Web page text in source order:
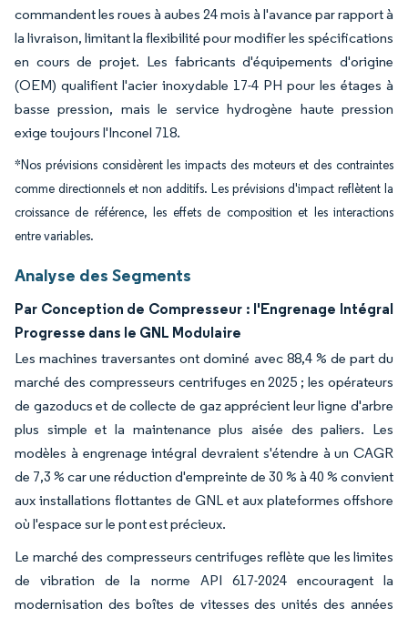
commandent les roues à aubes 24 mois à l'avance par rapport à
la livraison, limitant la flexibilité pour modifier les spécifications
en cours de projet. Les fabricants d'équipements d'origine
(OEM) qualifient l'acier inoxydable 17-4 PH pour les étages à
basse pression, mais le service hydrogène haute pression
exige toujours l'Inconel 718.
*Nos prévisions considèrent les impacts des moteurs et des contraintes
comme directionnels et non additifs. Les prévisions d'impact reflètent la
croissance de référence, les effets de composition et les interactions
entre variables.
Analyse des Segments
Par Conception de Compresseur : l'Engrenage Intégral
Progresse dans le GNL Modulaire
Les machines traversantes ont dominé avec 88,4 % de part du
marché des compresseurs centrifuges en 2025 ; les opérateurs
de gazoducs et de collecte de gaz apprécient leur ligne d'arbre
plus simple et la maintenance plus aisée des paliers. Les
modèles à engrenage intégral devraient s'étendre à un CAGR
de 7,3 % car une réduction d'empreinte de 30 % à 40 % convient
aux installations flottantes de GNL et aux plateformes offshore
où l'espace sur le pont est précieux.
Le marché des compresseurs centrifuges reflète que les limites
de vibration de la norme API 617-2024 encouragent la
modernisation des boîtes de vitesses des unités des années